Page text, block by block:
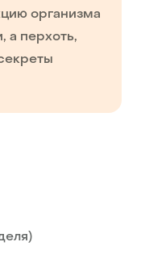
организма
а перхоть,